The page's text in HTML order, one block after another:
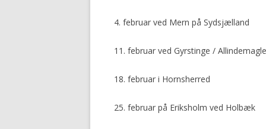
4. februar ved Mern på Sydsjælland
11. februar ved Gyrstinge /
18. februar i Hornsherred
25. februar på Eriksholm ved Holbæk